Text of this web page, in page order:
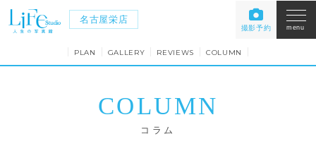
名古屋栄店
撮影予約 menu
PLAN GALLERY REVIEWS COLUMN
COLUMN
コラム